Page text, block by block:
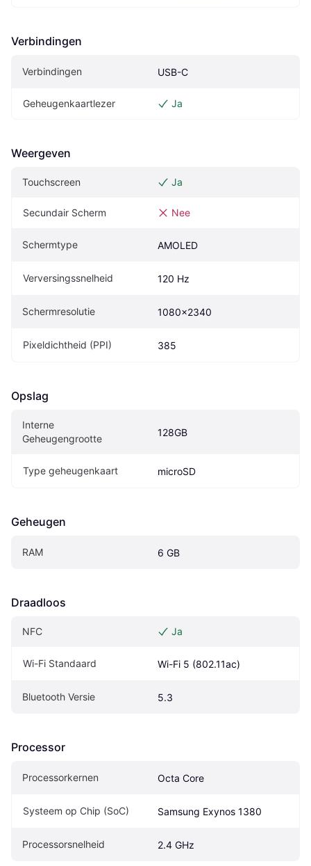
Verbindingen
Verbindingen USB-C
Geheugenkaartlezer Ja
Weergeven
Touchscreen Ja
Secundair Scherm Nee
Schermtype AMOLED
Verversingssnelheid 120 Hz
Schermresolutie 1080x2340
Pixeldichtheid (PPI) 385
Opslag
Interne
Geheugengrootte
128GB
Type geheugenkaart microSD
Geheugen
RAM 6 GB
Draadloos
NFC Ja
Wi-Fi Standaard Wi-Fi 5 (802.11ac)
Bluetooth Versie 5.3
Processor
Processorkernen Octa Core
Systeem op Chip (SoC) Samsung Exynos 1380
Processorsnelheid 2.4 GHz